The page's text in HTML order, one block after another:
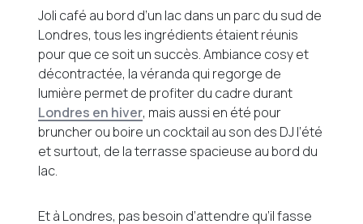
Joli café au bord d’un lac dans un parc du sud de
Londres, tous les ingrédients étaient réunis
pour que ce soit un succès. Ambiance cosy et
décontractée, la véranda qui regorge de
lumière permet de profiter du cadre durant
Londres en hiver, mais aussi en été pour
bruncher ou boire un cocktail au son des DJ l’été
et surtout, de la terrasse spacieuse au bord du
lac.
Et à Londres, pas besoin d’attendre qu’il fasse